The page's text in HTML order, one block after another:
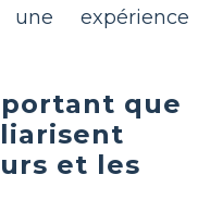
expérience
que
et les